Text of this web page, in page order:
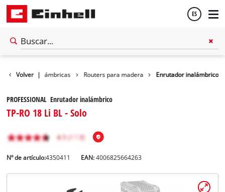
ES
Volver |
inalámbricas Routers para madera Enrutador inalámbrico
PROFESSIONAL Enrutador inalámbrico
TP-RO 18 Li BL - Solo
Nº de artículo:4350411 EAN:4006825664263